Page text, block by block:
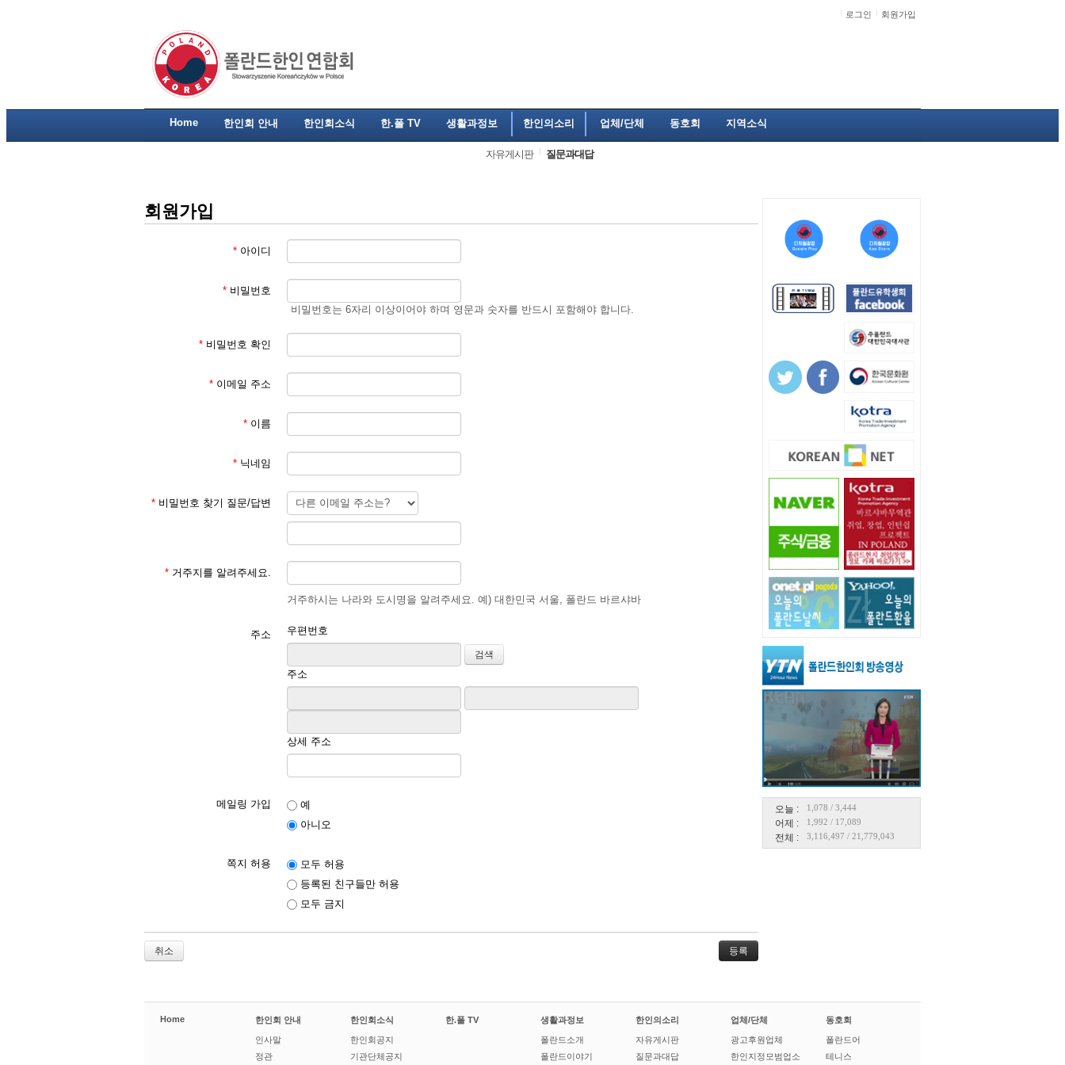
로그인 회원가입
Home 한인회 안내 한인회소식 한.폴 TV 생활과정보 한인의소리 업체/단체 동호회 지역소식
자유게시판 질문과대답
오늘 : 1,078 / 3,444
어제 : 1,992 / 17,089
전체 : 3,116,497 / 21,779,043
회원가입
* 아이디
* 비밀번호
비밀번호는 6자리 이상이어야 하며 영문과 숫자를 반드시 포함해야 합니다.
* 비밀번호 확인
* 이메일 주소
* 이름
* 닉네임
* 비밀번호 찾기 질문/답변
* 거주지를 알려주세요.
거주하시는 나라와 도시명을 알려주세요. 예) 대한민국 서울, 폴란드 바르샤바
주소 우편번호
주소
상세 주소
메일링 가입
예
아니오
쪽지 허용
모두 허용
등록된 친구들만 허용
모두 금지
취소
Home 한인회 안내
인사말
정관
한인회소식
한인회공지
기관단체공지
한.폴 TV 생활과정보
폴란드소개
폴란드이야기
한인의소리
자유게시판
질문과대답
업체/단체
광고후원업체
한인지정모범업소
동호회
폴란드어
테니스